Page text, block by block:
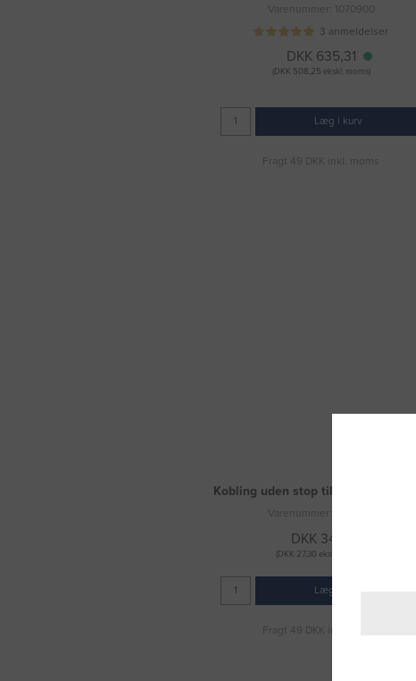
Varenummer: 1070900
3 anmeldelser
DKK 635,31
(DKK 508,25 ekskl. moms)
Læg i kurv
Fragt 49 DKK inkl. moms
Kobling uden stop til vandslange 1/
Varenummer: 3083715
DKK 34,13
(DKK 27,30 ekskl. moms)
Læg i kurv
Fragt 49 DKK inkl. moms